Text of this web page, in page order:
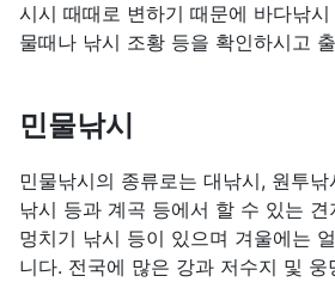
시시 때때로 변하기 때문에 바다낚
물때나 낚시 조황 등을 확인하시고
민물낚시
민물낚시의 종류로는 대낚시, 원투
낚시 등과 계곡 등에서 할 수 있는
멍치기 낚시 등이 있으며 겨울에는
니다. 전국에 많은 강과 저수지 및